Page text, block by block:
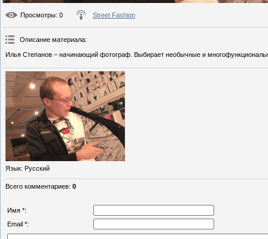
Просмотры: 0 Street Fashion
Описание материала:
Илья Степанов – начинающий фотограф. Выбирает необычные и
Язык: Русский
Всего комментариев: 0
Имя *:
Email *: